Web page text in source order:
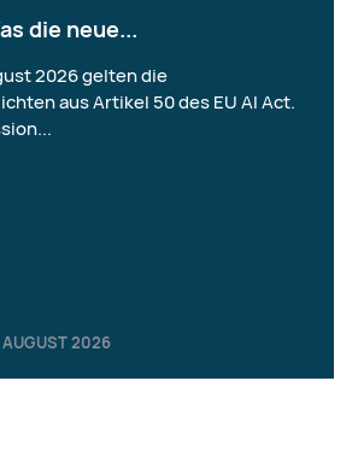
die neue...
2026
2026 gelten die
aus Artikel 50 des EU AI Act.